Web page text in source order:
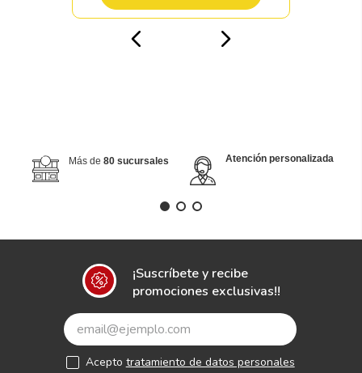
Más de 80 sucursales Atención personalizada
¡Suscríbete y recibe
promociones exclusivas!!
Acepto tratamiento de datos personales